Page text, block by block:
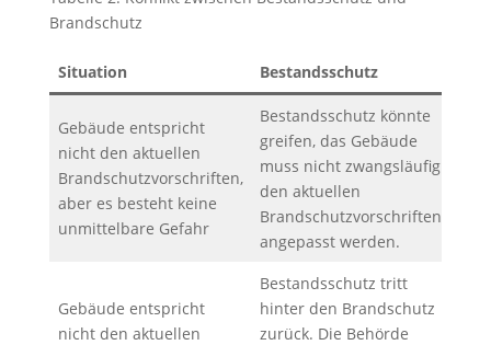
Brandschutz
Situation Bestandsschutz
Gebäude entspricht
nicht den aktuellen
Brandschutzvorschriften,
aber es besteht keine
unmittelbare Gefahr
Bestandsschutz könnte
greifen, das Gebäude
muss nicht zwangsläufig
den aktuellen
Brandschutzvorschriften
angepasst werden.
Gebäude entspricht
nicht den aktuellen
Bestandsschutz tritt
hinter den Brandschutz
zurück. Die Behörde